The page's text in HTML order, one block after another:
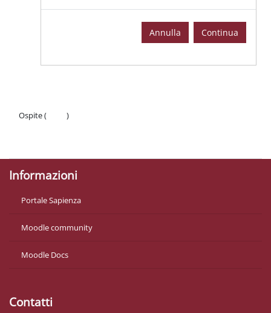
Annulla Continua
Ospite (
)
Informazioni
Portale Sapienza
Moodle community
Moodle Docs
Contatti